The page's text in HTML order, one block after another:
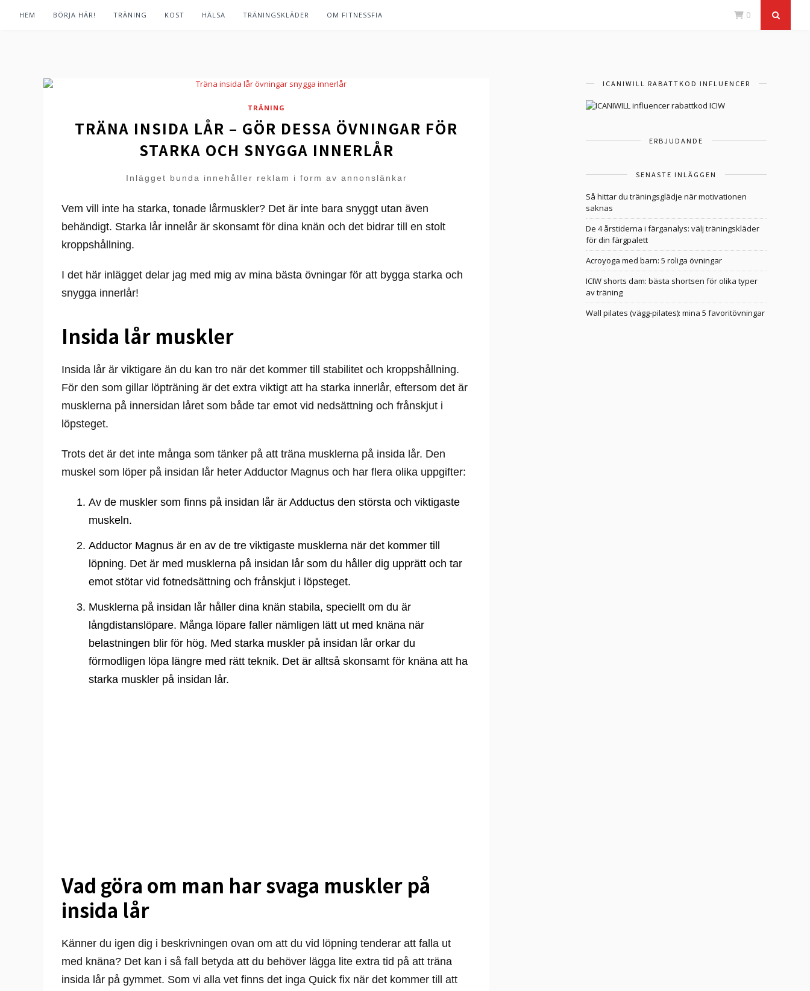
HEM BÖRJA HÄR! TRÄNING KOST HÄLSA TRÄNINGSKLÄDER OM FITNESSFIA 0
TRÄNING
TRÄNA INSIDA LÅR – GÖR DESSA ÖVNINGAR FÖR
STARKA OCH SNYGGA INNERLÅR
Inlägget bunda innehåller reklam i form av annonslänkar
Vem vill inte ha starka, tonade lårmuskler? Det är inte bara snyggt utan även
behändigt. Starka lår innelår är skonsamt för dina knän och det bidrar till en stolt
kroppshållning.
I det här inlägget delar jag med mig av mina bästa övningar för att bygga starka och
snygga innerlår!
Insida lår muskler
Insida lår är viktigare än du kan tro när det kommer till stabilitet och kroppshållning.
För den som gillar löpträning är det extra viktigt att ha starka innerlår, eftersom det är
musklerna på innersidan låret som både tar emot vid nedsättning och frånskjut i
löpsteget.
Trots det är det inte många som tänker på att träna musklerna på insida lår. Den
muskel som löper på insidan lår heter Adductor Magnus och har flera olika uppgifter:
Av de muskler som finns på insidan lår är Adductus den största och viktigaste
muskeln.
Adductor Magnus är en av de tre viktigaste musklerna när det kommer till
löpning. Det är med musklerna på insidan lår som du håller dig upprätt och tar
emot stötar vid fotnedsättning och frånskjut i löpsteget.
Musklerna på insidan lår håller dina knän stabila, speciellt om du är
långdistanslöpare. Många löpare faller nämligen lätt ut med knäna när
belastningen blir för hög. Med starka muskler på insidan lår orkar du
förmodligen löpa längre med rätt teknik. Det är alltså skonsamt för knäna att ha
starka muskler på insidan lår.
Vad göra om man har svaga muskler på
insida lår
Känner du igen dig i beskrivningen ovan om att du vid löpning tenderar att falla ut
med knäna? Det kan i så fall betyda att du behöver lägga lite extra tid på att träna
insida lår på gymmet. Som vi alla vet finns det inga Quick fix när det kommer till att
ICANIWILL RABATTKOD INFLUENCER
ERBJUDANDE
SENASTE INLÄGGEN
Så hittar du träningsglädje när motivationen
saknas
De 4 årstiderna i färganalys: välj träningskläder
för din färgpalett
Acroyoga med barn: 5 roliga övningar
ICIW shorts dam: bästa shortsen för olika typer
av träning
Wall pilates (vägg-pilates): mina 5 favoritövningar